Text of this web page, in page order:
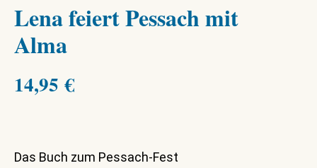
Lena feiert Pessach mit
Alma
14,95 €
Das Buch zum Pessach-Fest